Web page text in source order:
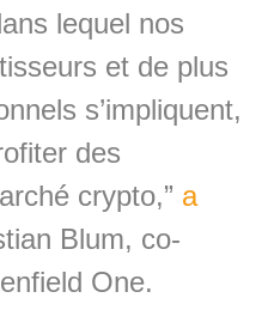
lequel nos
et de plus
s’impliquent,
des
crypto,” a
Blum, co-
One.